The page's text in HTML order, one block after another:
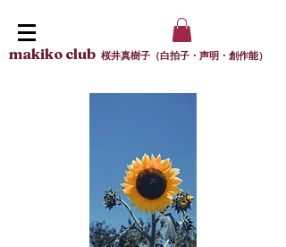
makiko club 桜井真樹子（白拍子・声明・創作能）